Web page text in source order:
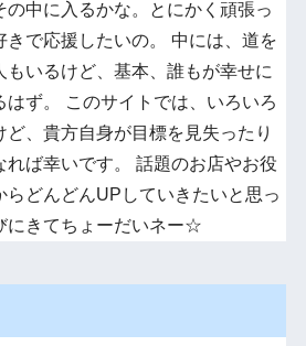
中に入るかな。とにかく頑張っ
きで応援したいの。 中には、道を
いるけど、基本、誰もが幸せに
はず。 このサイトでは、いろいろ
、貴方自身が目標を見失ったり
ば幸いです。 話題のお店やお役
らどんどんUPしていきたいと思っ
にきてちょーだいネー☆